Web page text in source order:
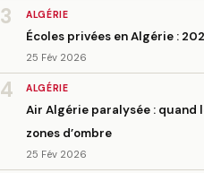
3 ALGÉRIE
Écoles privées en Algérie :
25 Fév 2026
4 ALGÉRIE
Air Algérie paralysée : quand
zones d’ombre
25 Fév 2026